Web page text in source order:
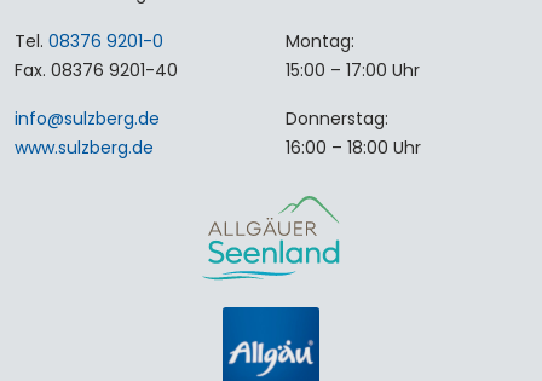
Tel. 08376 9201-0
Fax. 08376 9201-40
info@sulzberg.de
www.sulzberg.de
Montag:
15:00 – 17:00 Uhr
Donnerstag:
16:00 – 18:00 Uhr